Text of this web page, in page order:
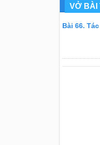
VỞ BÀI
Bài 66.